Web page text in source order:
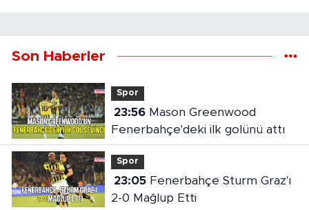
Son Haberler
Spor
23:56Mason Greenwood
Fenerbahçe'deki ilk golünü attı
Spor
23:05Fenerbahçe Sturm Graz'ı
2-0 Mağlup Etti